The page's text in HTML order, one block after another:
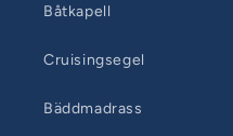
Båtkapell
Cruisingsegel
Bäddmadrass